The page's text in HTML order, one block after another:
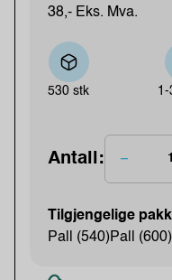
38,- Eks. Mva.
530 stk 1-
Antall:
Tilgjengelige
Pall (540)Pall (600)